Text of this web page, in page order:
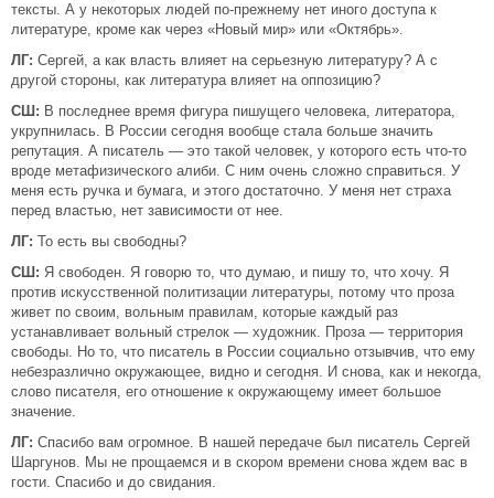
тексты. А у некоторых людей по-прежнему нет иного доступа к
литературе, кроме как через «Новый мир» или «Октябрь».
ЛГ: Сергей, а как власть влияет на серьезную литературу? А с
другой стороны, как литература влияет на оппозицию?
СШ: В последнее время фигура пишущего человека, литератора,
укрупнилась. В России сегодня вообще стала больше значить
репутация. А писатель — это такой человек, у которого есть что-то
вроде метафизического алиби. С ним очень сложно справиться. У
меня есть ручка и бумага, и этого достаточно. У меня нет страха
перед властью, нет зависимости от нее.
ЛГ: То есть вы свободны?
СШ: Я свободен. Я говорю то, что думаю, и пишу то, что хочу. Я
против искусственной политизации литературы, потому что проза
живет по своим, вольным правилам, которые каждый раз
устанавливает вольный стрелок — художник. Проза — территория
свободы. Но то, что писатель в России социально отзывчив, что ему
небезразлично окружающее, видно и сегодня. И снова, как и некогда,
слово писателя, его отношение к окружающему имеет большое
значение.
ЛГ: Спасибо вам огромное. В нашей передаче был писатель Сергей
Шаргунов. Мы не прощаемся и в скором времени снова ждем вас в
гости. Спасибо и до свидания.